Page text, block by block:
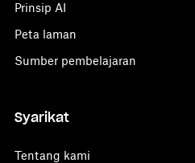
Prinsip AI
Peta laman
Sumber pembelajaran
Syarikat
Tentang kami